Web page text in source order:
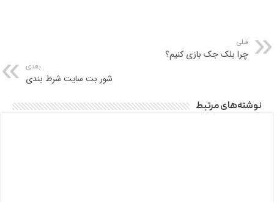
قبلی
چرا بلک جک بازی کنیم؟
بعدی
شور بت سایت شرط بندی
نوشته‌های مرتبط